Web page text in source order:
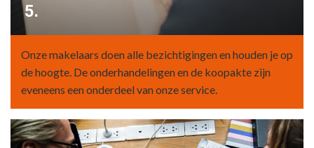
5.
Onze makelaars doen alle bezichtigingen en houden je op
de hoogte. De onderhandelingen en de koopakte zijn
eveneens een onderdeel van onze service.